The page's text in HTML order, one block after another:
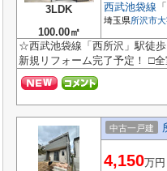
3LDK
100.00㎡
西武池袋線 「
埼玉県所沢市
☆西武池袋線「西所沢」駅徒歩
新規リフォーム完了予定！ □
中古一戸建
4,150万円